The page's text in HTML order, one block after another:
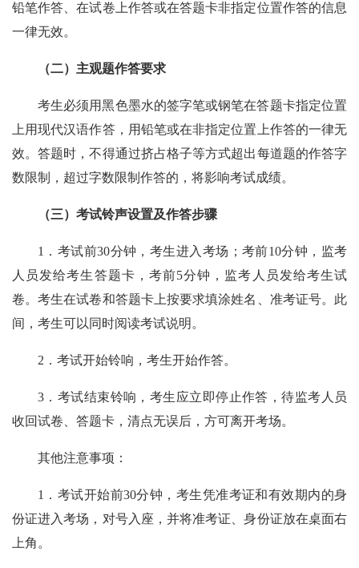
铅笔作答、在试卷上作答或在答题卡非指定位置作答的信息
一律无效。
（二）主观题作答要求
考生必须用黑色墨水的签字笔或钢笔在答题卡指定位置
上用现代汉语作答，用铅笔或在非指定位置上作答的一律无
效。答题时，不得通过挤占格子等方式超出每道题的作答字
数限制，超过字数限制作答的，将影响考试成绩。
（三）考试铃声设置及作答步骤
1．考试前30分钟，考生进入考场；考前10分钟，监考
人员发给考生答题卡，考前5分钟，监考人员发给考生试
卷。考生在试卷和答题卡上按要求填涂姓名、准考证号。此
间，考生可以同时阅读考试说明。
2．考试开始铃响，考生开始作答。
3．考试结束铃响，考生应立即停止作答，待监考人员
收回试卷、答题卡，清点无误后，方可离开考场。
其他注意事项：
1．考试开始前30分钟，考生凭准考证和有效期内的身
份证进入考场，对号入座，并将准考证、身份证放在桌面右
上角。